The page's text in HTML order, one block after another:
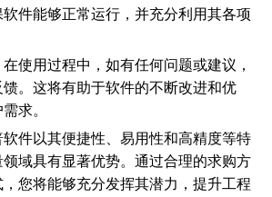
件能够正常运行，并充分利用其各项
用过程中，如有任何问题或建议，
。这将有助于软件的不断改进和优
求。
以其便捷性、易用性和高精度等特
域具有显著优势。通过合理的求购方
您将能够充分发挥其潜力，提升工程